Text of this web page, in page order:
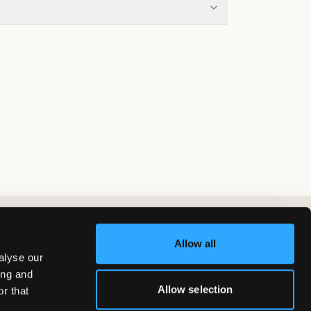
our
and
that
Allow all
Allow selection